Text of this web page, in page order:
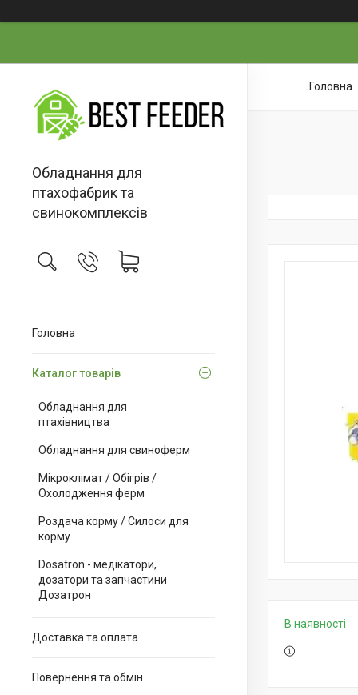
Обладнання для
птахофабрик та
свинокомплексів
Головна
Каталог товарів
Обладнання для
птахівництва
Обладнання для свиноферм
Мікроклімат / Обігрів /
Охолодження ферм
Роздача корму / Силоси для
корму
Dosatron - медікатори,
дозатори та запчастини
Дозатрон
Доставка та оплата
Повернення та обмін
Головна
В наявності